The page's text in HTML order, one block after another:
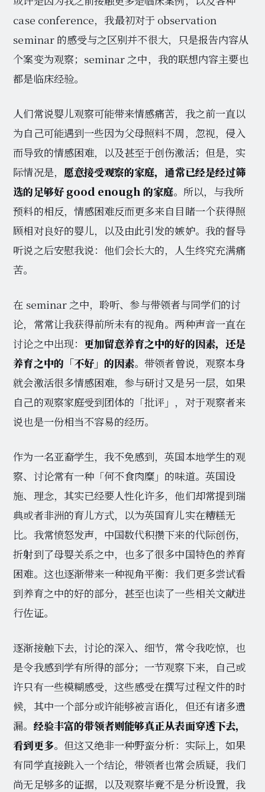
case conference，我最初对于 observation
seminar 的感受与之区别并不很大，只是报告内容从
个案变为观察；seminar 之中，我的联想内容主要也
都是临床经验。
人们常说婴儿观察可能带来情感痛苦，我之前一直以
为自己可能遇到一些因为父母照料不周，忽视，侵入
而导致的情感困难，以及甚至于创伤激活；但是，实
际情况是， 愿意接受观察的家庭，通常已经是经过筛
选的足够好 good enough 的家庭。所以，与我所
预料的相反，情感困难反而更多来自目睹一个获得照
顾相对良好的婴儿，以及由此引发的嫉妒。我的督导
听说之后安慰我说：他们会长大的，人生终究充满痛
苦。
在 seminar 之中，聆听、参与带领者与同学们的讨
论，常常让我获得前所未有的视角。两种声音一直在
讨论之中出现： 更加留意养育之中的好的因素，还是
养育之中的「不好」的因素。带领者曾说，观察本身
就会激活很多情感困难，参与研讨又是另一层，如果
自己的观察家庭受到团体的「批评」，对于观察者来
说也是一份相当不容易的经历。
作为一名亚裔学生，我不免感到，英国本地学生的观
察、讨论常有一种「何不食肉糜」的味道。英国设
施、理念，其实已经要人性化许多，他们却常提到瑞
典或者非洲的育儿方式，以为英国育儿实在糟糕无
比。我常愤怒发声，中国数代积攒下来的代际创伤，
折射到了母婴关系之中，也多了很多中国特色的养育
困难。这也逐渐带来一种视角平衡：我们更多尝试看
到养育之中的好的部分，甚至也读了一些相关文献进
行佐证。
逐渐接触下去，讨论的深入、细节，常令我吃惊，也
是令我感到学有所得的部分；一节观察下来，自己或
许只有一些模糊感受，这些感受在撰写过程文件的时
候，其中一个部分或许能够被言语化，但还有诸多遗
漏。 经验丰富的带领者则能够真正从表面穿透下去，
看到更多。但这又绝非一种野蛮分析：实际上，如果
有同学直接跳入一个结论，带领者也常会质疑，我们
尚无足够多的证据，以及观察毕竟不是分析设置，我